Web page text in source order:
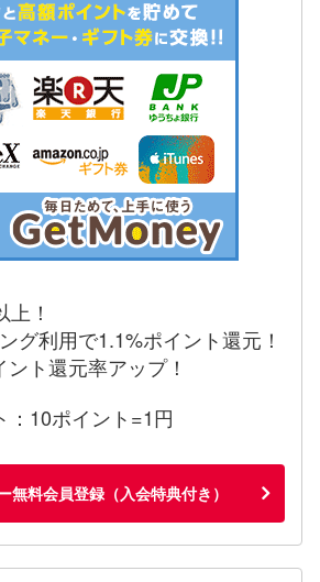
！
グ利用で1.1%ポイント還元！
ト還元率アップ！
：10ポイント=1円
無料会員登録（入会特典付き）